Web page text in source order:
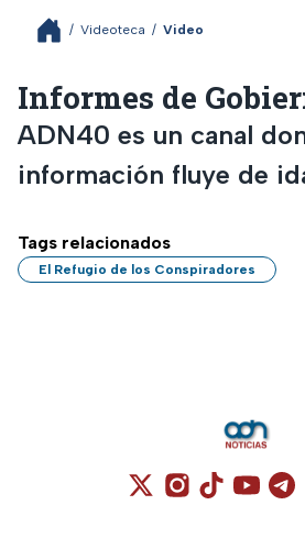
/ Videoteca / Video
Informes de
ADN40 es un canal
información fluye de
Tags relacionados
El Refugio de los Conspiradores
Cuenta de X /
Cuenta de
Cuenta